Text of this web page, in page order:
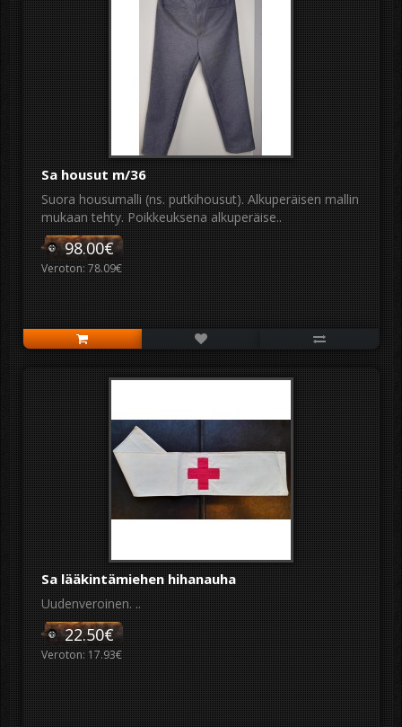
Sa housut m/36
Suora housumalli (ns. putkihousut). Alkuperäisen mallin
mukaan tehty. Poikkeuksena alkuperäise..
98.00€
Veroton: 78.09€
Sa lääkintämiehen hihanauha
Uudenveroinen. ..
22.50€
Veroton: 17.93€